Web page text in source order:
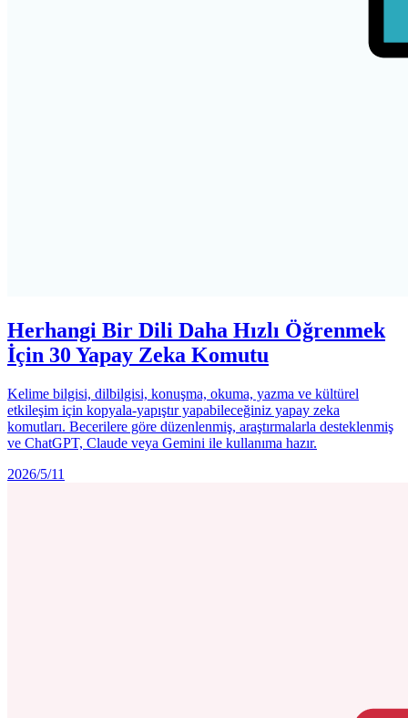
Herhangi Bir Dili Daha Hızlı Öğrenmek
İçin 30 Yapay Zeka Komutu
Kelime bilgisi, dilbilgisi, konuşma, okuma, yazma ve kültürel
etkileşim için kopyala-yapıştır yapabileceğiniz yapay zeka
komutları. Becerilere göre düzenlenmiş, araştırmalarla desteklenmiş
ve ChatGPT, Claude veya Gemini ile kullanıma hazır.
2026/5/11